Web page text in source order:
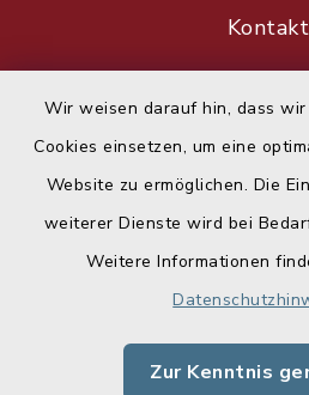
Wir weisen darauf hin, dass
Cookies einsetzen, um eine
Website zu ermöglichen. Die
weiterer Dienste wird bei
Weitere Informationen
Zur Kenntnis
Kontakt
Cookie-